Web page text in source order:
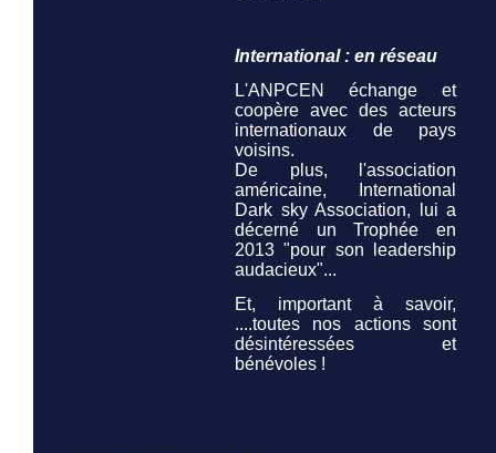
International : en réseau
L'ANPCEN échange et
coopère avec des acteurs
internationaux de pays
voisins.
De plus, l'association
américaine,
International
Dark sky Association,
lui a
décerné un Trophée en
2013 "pour son leadership
audacieux"...
Et, important à savoir,
....toutes nos actions sont
désintéressées et
bénévoles !